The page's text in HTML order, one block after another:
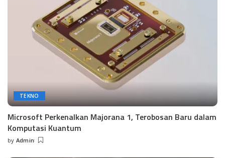
TEKNO
Microsoft Perkenalkan Majorana 1, Terobosan Baru dalam
Komputasi Kuantum
Posted
by Admin